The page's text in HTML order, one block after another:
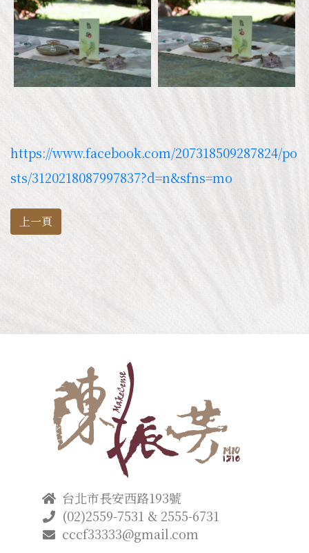
https://www.facebook.com/207318509287824/po
sts/3120218087997837?d=n&sfns=mo
上一頁
台北市長安西路193號
(02)2559-7531 & 2555-6731
cccf33333@gmail.com